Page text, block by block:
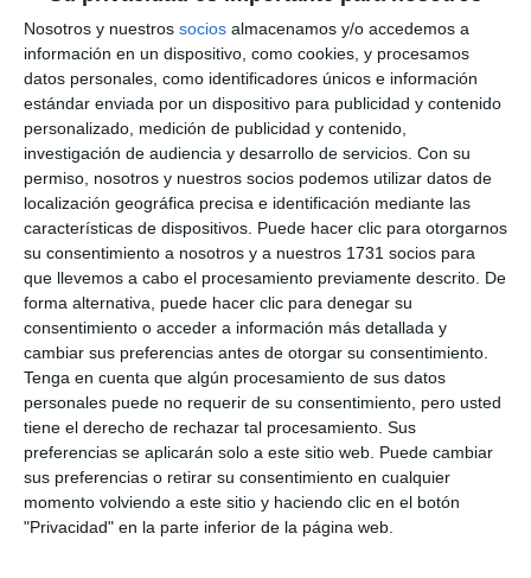
Nosotros y nuestros socios almacenamos y/o accedemos a
información en un dispositivo, como cookies, y procesamos
datos personales, como identificadores únicos e información
estándar enviada por un dispositivo para publicidad y contenido
personalizado, medición de publicidad y contenido,
investigación de audiencia y desarrollo de servicios. Con su
permiso, nosotros y nuestros socios podemos utilizar datos de
localización geográfica precisa e identificación mediante las
características de dispositivos. Puede hacer clic para otorgarnos
su consentimiento a nosotros y a nuestros 1731 socios para
que llevemos a cabo el procesamiento previamente descrito. De
forma alternativa, puede hacer clic para denegar su
consentimiento o acceder a información más detallada y
cambiar sus preferencias antes de otorgar su consentimiento.
Tenga en cuenta que algún procesamiento de sus datos
personales puede no requerir de su consentimiento, pero usted
tiene el derecho de rechazar tal procesamiento. Sus
preferencias se aplicarán solo a este sitio web. Puede cambiar
sus preferencias o retirar su consentimiento en cualquier
momento volviendo a este sitio y haciendo clic en el botón
"Privacidad" en la parte inferior de la página web.